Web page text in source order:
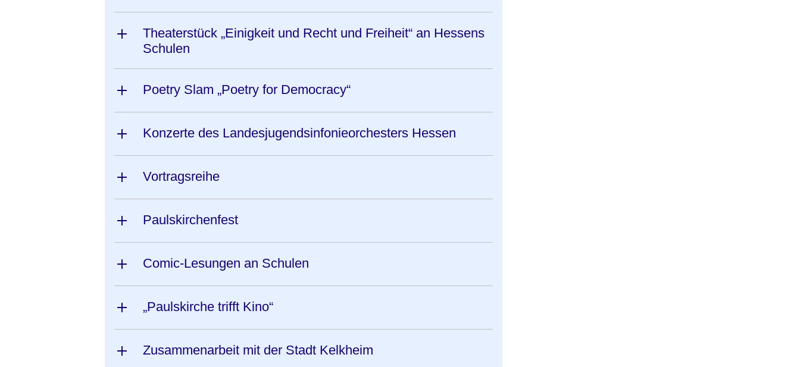
Theaterstück „Einigkeit und Recht und Freiheit“ an Hessens
Schulen
Poetry Slam „Poetry for Democracy“
Konzerte des Landesjugendsinfonieorchesters Hessen
Vortragsreihe
Paulskirchenfest
Comic-Lesungen an Schulen
„Paulskirche trifft Kino“
Zusammenarbeit mit der Stadt Kelkheim